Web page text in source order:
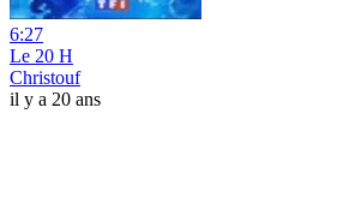
6:27
Le 20 H
Christouf
il y a 20 ans